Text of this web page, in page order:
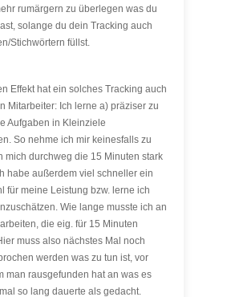
rumärgern zu überlegen was du
solange du dein Tracking auch
Stichwörtern füllst.
Effekt hat ein solches Tracking auch
Mitarbeiter: Ich lerne a) präziser zu
Aufgaben in Kleinziele
So nehme ich mir keinesfalls zu
mich durchweg die 15 Minuten stark
habe außerdem viel schneller ein
für meine Leistung bzw. lerne ich
Wie lange musste ich an
die eig. für 15 Minuten
muss also nächstes Mal noch
werden was zu tun ist, vor
man rausgefunden hat an was es
so lang dauerte als gedacht.